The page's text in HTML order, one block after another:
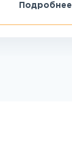
Подробнее